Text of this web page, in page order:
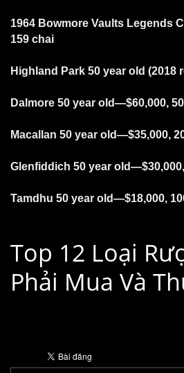
1964 Bowmore Vaults Legends
159 chai
Highland Park 50 year old (2018
Dalmore 50 year old—$60,000, 50
Macallan 50 year old—$35,000,
Glenfiddich 50 year
Tamdhu 50 year old—$18,000,
Top 12 Loại
Phải Mua Và